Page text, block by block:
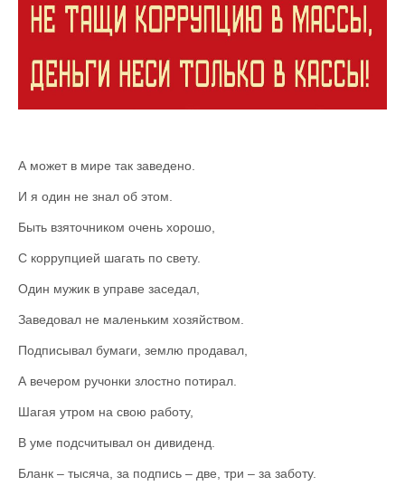
А может в мире так заведено.
И я один не знал об этом.
Быть взяточником очень хорошо,
С коррупцией шагать по свету.
Один мужик в управе заседал,
Заведовал не маленьким хозяйством.
Подписывал бумаги, землю продавал,
А вечером ручонки злостно потирал.
Шагая утром на свою работу,
В уме подсчитывал он дивиденд.
Бланк – тысяча, за подпись – две, три – за заботу.